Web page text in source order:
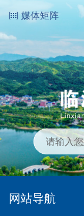
媒体矩阵
网站导航